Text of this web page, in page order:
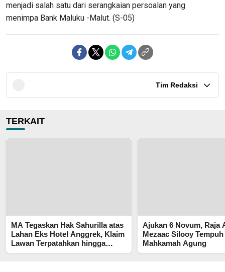
menjadi salah satu dari serangkaian persoalan yang
menimpa Bank Maluku -Malut. (S-05)
Tim Redaksi
TERKAIT
MA Tegaskan Hak Sahurilla atas
Lahan Eks Hotel Anggrek, Klaim
Lawan Terpatahkan hingga
Kasasi
Ajukan 6 Novum, Raja
Mezaac Silooy
Mahkamah Agung